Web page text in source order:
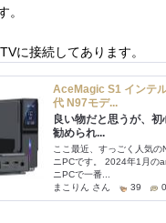
。
に接続してあります。